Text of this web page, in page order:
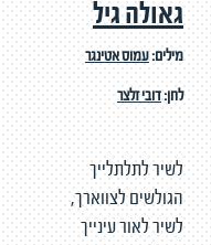
גאולה גיל
מילים:עמוס אטינגר
לחן:דובי זלצר
לשיר לתלתלייך
הגולשים לצווארך,
לשיר לאור עינייך